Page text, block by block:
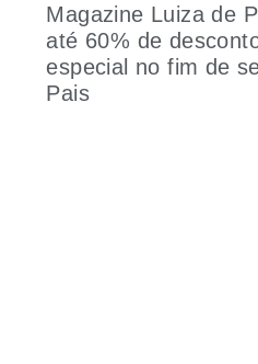
Magazine Luiza de
até 60% de
especial no fim de
Pais